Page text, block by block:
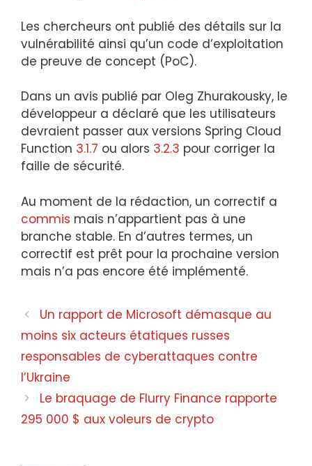
Les chercheurs ont publié des détails sur la
vulnérabilité ainsi qu’un code d’exploitation
de preuve de concept (PoC).
Dans un avis publié par Oleg Zhurakousky, le
développeur a déclaré que les utilisateurs
devraient passer aux versions Spring Cloud
Function 3.1.7 ou alors 3.2.3 pour corriger la
faille de sécurité.
Au moment de la rédaction, un correctif a
commis mais n’appartient pas à une
branche stable. En d’autres termes, un
correctif est prêt pour la prochaine version
mais n’a pas encore été implémenté.
Navigation
des
Un rapport de Microsoft démasque au
moins six acteurs étatiques russes
responsables de cyberattaques contre
l’Ukraine
Le braquage de Flurry Finance rapporte
295 000 $ aux voleurs de crypto